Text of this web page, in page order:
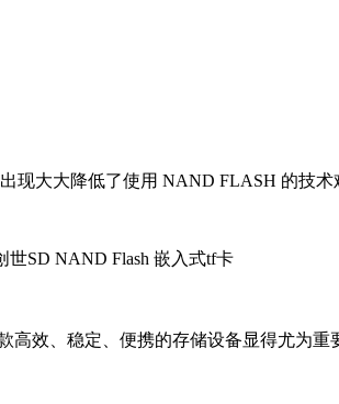
大大降低了使用 NAND FLASH 的技术
效、稳定、便携的存储设备显得尤为